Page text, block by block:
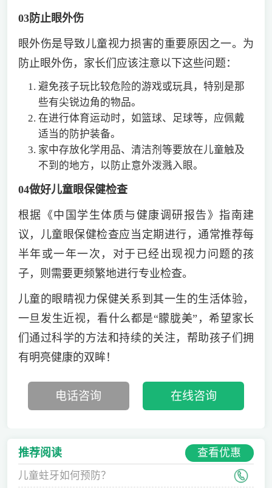
03防止眼外伤
眼外伤是导致儿童视力损害的重要原因之一。为
防止眼外伤，家长们应该注意以下这些问题：
避免孩子玩比较危险的游戏或玩具，特别是那
些有尖锐边角的物品。
在进行体育运动时，如篮球、足球等，应佩戴
适当的防护装备。
家中存放化学用品、清洁剂等要放在儿童触及
不到的地方，以防止意外泼溅入眼。
04做好儿童眼保健检查
根据《中国学生体质与健康调研报告》指南建
议，儿童眼保健检查应当定期进行，通常推荐每
半年或一年一次，对于已经出现视力问题的孩
子，则需要更频繁地进行专业检查。
儿童的眼睛视力保健关系到其一生的生活体验，
一旦发生近视，看什么都是“朦胧美”，希望家长
们通过科学的方法和持续的关注，帮助孩子们拥
有明亮健康的双眸！
电话咨询 在线咨询
推荐阅读 查看优惠
儿童蛀牙如何预防？